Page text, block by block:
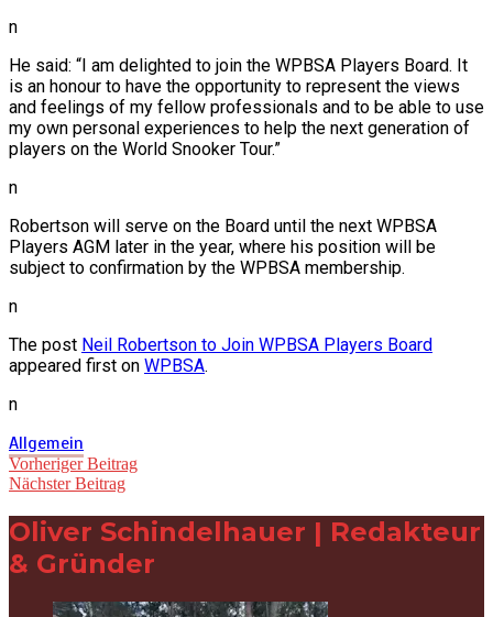
n
He said: “I am delighted to join the WPBSA Players Board. It
is an honour to have the opportunity to represent the views
and feelings of my fellow professionals and to be able to use
my own personal experiences to help the next generation of
players on the World Snooker Tour.”
n
Robertson will serve on the Board until the next WPBSA
Players AGM later in the year, where his position will be
subject to confirmation by the WPBSA membership.
n
The post Neil Robertson to Join WPBSA Players Board
appeared first on WPBSA.
n
Allgemein
Beitragsnavigation
Vorheriger Beitrag
Nächster Beitrag
Oliver Schindelhauer | Redakteur
& Gründer